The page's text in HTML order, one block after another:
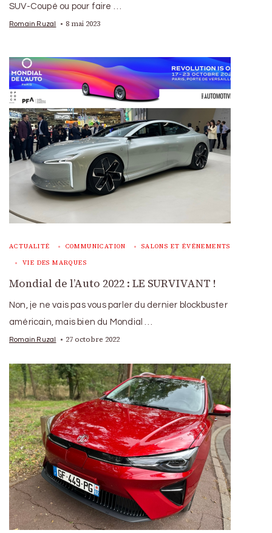
SUV-Coupé ou pour faire …
Romain Ruzal 8 mai 2023
ACTUALITÉ COMMUNICATION SALONS ET ÉVÉNEMENTS
VIE DES MARQUES
Mondial de l’Auto 2022 : LE SURVIVANT !
Non, je ne vais pas vous parler du dernier blockbuster
américain, mais bien du Mondial …
Romain Ruzal 27 octobre 2022